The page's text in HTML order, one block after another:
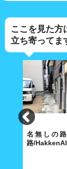
ここを見た方
立ち寄ってま
名無しの
路/